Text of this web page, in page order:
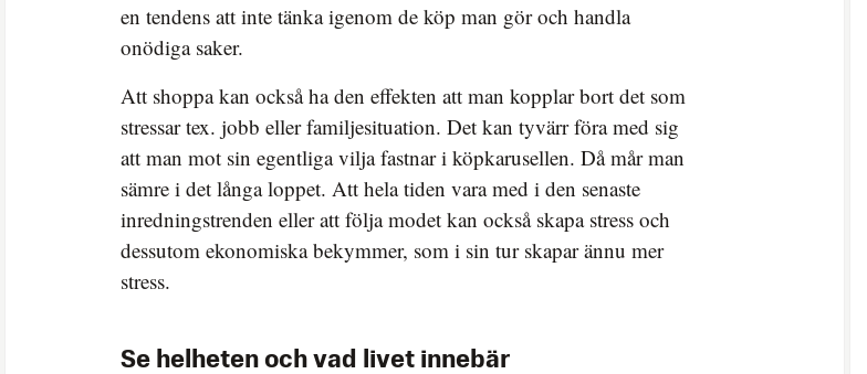
en tendens att inte tänka igenom de köp man gör och handla
onödiga saker.
Att shoppa kan också ha den effekten att man kopplar bort det som
stressar tex. jobb eller familjesituation. Det kan tyvärr föra med sig
att man mot sin egentliga vilja fastnar i köpkarusellen. Då mår man
sämre i det långa loppet. Att hela tiden vara med i den senaste
inredningstrenden eller att följa modet kan också skapa stress och
dessutom ekonomiska bekymmer, som i sin tur skapar ännu mer
stress.
Se helheten och vad livet innebär